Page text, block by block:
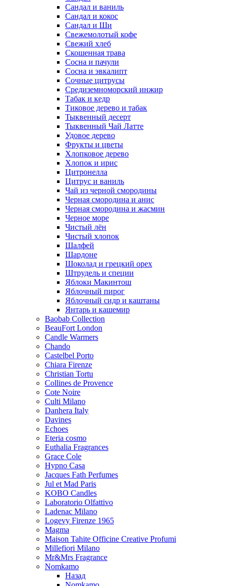
Сандал и ваниль
Сандал и кокос
Сандал и Ши
Свежемолотый кофе
Свежий хлеб
Скошенная трава
Сосна и пачули
Сосна и эвкалипт
Сочные цитрусы
Средиземноморский инжир
Табак и кедр
Тиковое дерево и табак
Тыквенный десерт
Тыквенный Чай Латте
Удовое дерево
Фрукты и цветы
Хлопковое дерево
Хлопок и ирис
Цитронелла
Цитрус и ваниль
Чай из черной смородины
Черная смородина и анис
Черная смородина и жасмин
Черное море
Чистый лён
Чистый хлопок
Шалфей
Шардоне
Шоколад и грецкий орех
Штрудель и специи
Яблоки Макинтош
Яблочный пирог
Яблочный сидр и каштаны
Янтарь и кашемир
Baobab Collection
BeauFort London
Candle Warmers
Chando
Castelbel Porto
Chiara Firenze
Christian Tortu
Collines de Provence
Cote Noire
Culti Milano
Danhera Italy
Davines
Echoes
Eteria cosmo
Euthalia Fragrances
Grace Cole
Hypno Casa
Jacques Fath Perfumes
Jul et Mad Paris
KOBO Candles
Laboratorio Olfattivo
Ladenac Milano
Logevy Firenze 1965
Magma
Maison Tahite Officine Creative Profumi
Millefiori Milano
Mr&Mrs Fragrance
Nomkamo
Назад